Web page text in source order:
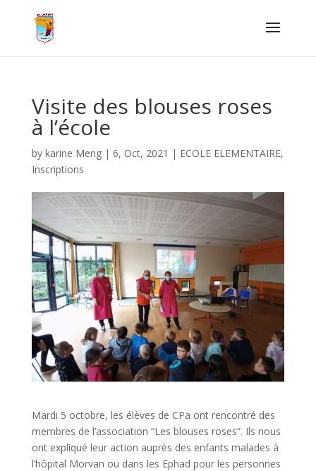
Visite des blouses roses
à l’école
by karine Meng| 6, Oct, 2021 | ECOLE ELEMENTAIRE,
Inscriptions
Mardi 5 octobre, les élèves de CPa ont rencontré des
membres de l’association “Les blouses roses”. Ils nous
ont expliqué leur action auprès des enfants malades à
l’hôpital Morvan ou dans les Ephad pour les personnes